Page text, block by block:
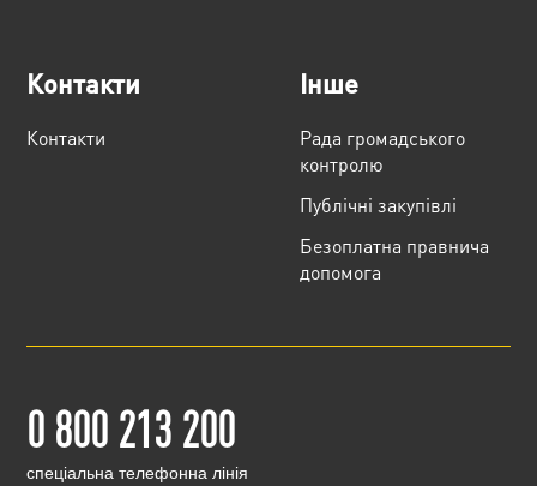
Контакти
Контакти
Інше
Рада громадського
контролю
Публічні закупівлі
Безоплатна правнича
допомога
0 800 213 200
cпеціальна телефонна лінія